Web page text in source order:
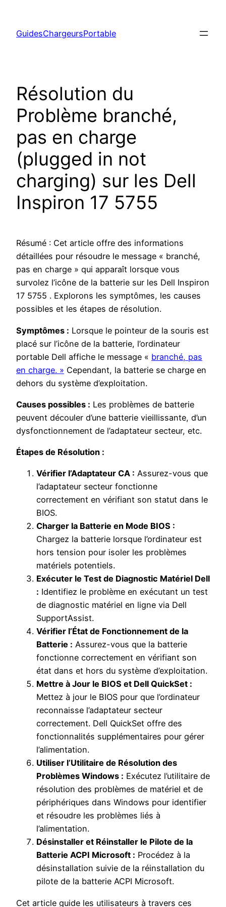
contenu
GuidesChargeursPortable
Résolution du
Problème branché,
pas en charge
(plugged in not
charging) sur les Dell
Inspiron 17 5755
Résumé : Cet article offre des informations
détaillées pour résoudre le message « branché,
pas en charge » qui apparaît lorsque vous
survolez l’icône de la batterie sur les Dell Inspiron
17 5755 . Explorons les symptômes, les causes
possibles et les étapes de résolution.
Symptômes : Lorsque le pointeur de la souris est
placé sur l’icône de la batterie, l’ordinateur
portable Dell affiche le message « branché, pas
en charge. » Cependant, la batterie se charge en
dehors du système d’exploitation.
Causes possibles : Les problèmes de batterie
peuvent découler d’une batterie vieillissante, d’un
dysfonctionnement de l’adaptateur secteur, etc.
Étapes de Résolution :
Vérifier l’Adaptateur CA : Assurez-vous que
l’adaptateur secteur fonctionne
correctement en vérifiant son statut dans le
BIOS.
Charger la Batterie en Mode BIOS :
Chargez la batterie lorsque l’ordinateur est
hors tension pour isoler les problèmes
matériels potentiels.
Exécuter le Test de Diagnostic Matériel Dell
: Identifiez le problème en exécutant un test
de diagnostic matériel en ligne via Dell
SupportAssist.
Vérifier l’État de Fonctionnement de la
Batterie : Assurez-vous que la batterie
fonctionne correctement en vérifiant son
état dans et hors du système d’exploitation.
Mettre à Jour le BIOS et Dell QuickSet :
Mettez à jour le BIOS pour que l’ordinateur
reconnaisse l’adaptateur secteur
correctement. Dell QuickSet offre des
fonctionnalités supplémentaires pour gérer
l’alimentation.
Utiliser l’Utilitaire de Résolution des
Problèmes Windows : Exécutez l’utilitaire de
résolution des problèmes de matériel et de
périphériques dans Windows pour identifier
et résoudre les problèmes liés à
l’alimentation.
Désinstaller et Réinstaller le Pilote de la
Batterie ACPI Microsoft : Procédez à la
désinstallation suivie de la réinstallation du
pilote de la batterie ACPI Microsoft.
Cet article guide les utilisateurs à travers ces